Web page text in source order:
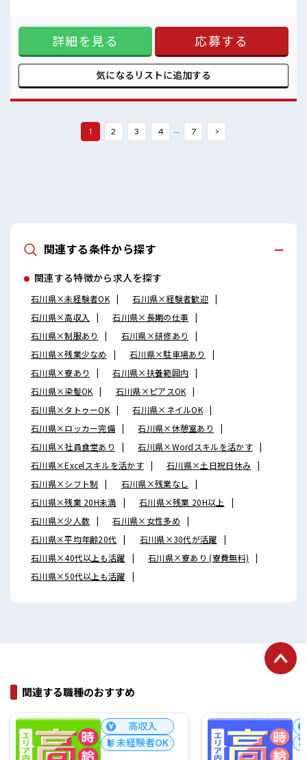
品、家電製品等 ■お仕事PR ≪稼ぎたい人向け≫ 高収入を希望
される方にオススメ。 残業は月20時間以上あります♪ ≪未経
験でも活躍できる≫ 新しいことにチャレンジするのは不安だ
けど、 しっかり働く環境が整っています！ イチからスキル
UP・ステップUP目指していきましょう！ ≪自分に合った期
間で働ける≫ 福利厚生が整った派遣のお仕事です！ ■職場の
完備！ 私物の置きすぎには注意が必要ですね★ 残業多め！ 稼
詳細を見る 応募する
気になるリストに追加する
1 2 3 4 … 7 >
関連する条件から探す
関連する特徴から求人を探す
石川県×未経験者OK
石川県×経験者歓迎
石川県×高収入
石川県×長期の仕事
石川県×制服あり
石川県×研修あり
石川県×残業少なめ
石川県×駐車場あり
石川県×寮あり
石川県×扶養範囲内
石川県×染髪OK
石川県×ピアスOK
石川県×タトゥーOK
石川県×ネイルOK
石川県×ロッカー完備
石川県×休憩室あり
石川県×社員食堂あり
石川県×Wordスキルを活かす
石川県×Excelスキルを活かす
石川県×土日祝日休み
石川県×シフト制
石川県×残業なし
石川県×残業 20H未満
石川県×残業 20H以上
石川県×少人数
石川県×女性多め
石川県×平均年齢20代
石川県×30代が活躍
石川県×40代以上も活躍
石川県×寮あり (寮費無料)
石川県×50代以上も活躍
関連する職種のおすすめ
高収入
経験者歓迎